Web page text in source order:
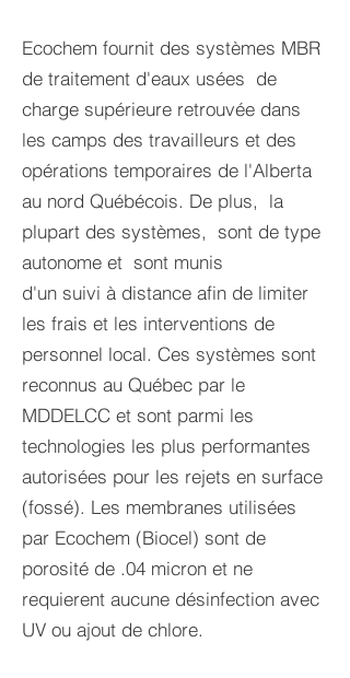
Ecochem fournit des systèmes MBR
de traitement d'eaux usées de
charge supérieure retrouvée dans
les camps des travailleurs et des
opérations temporaires de l'Alberta
au nord Québécois. De plus, la
plupart des systèmes, sont de type
autonome et sont munis
d'un suivi à distance afin de limiter
les frais et les interventions de
personnel local. Ces systèmes sont
reconnus au Québec par le
MDDELCC et sont parmi les
technologies les plus performantes
autorisées pour les rejets en surface
(fossé). Les membranes utilisées
par Ecochem (Biocel) sont de
porosité de .04 micron et ne
requierent aucune désinfection avec
UV ou ajout de chlore.